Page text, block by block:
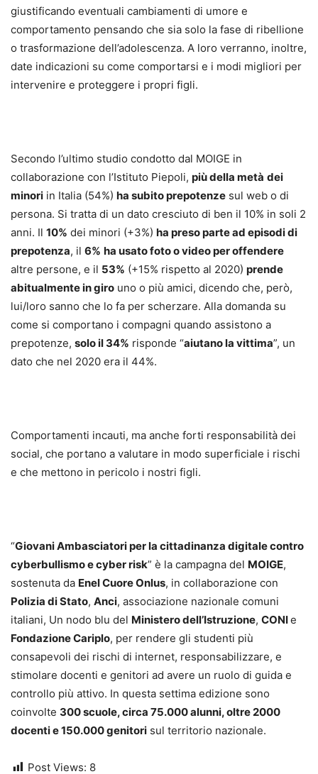
giustificando eventuali cambiamenti di umore e
comportamento pensando che sia solo la fase di ribellione
o trasformazione dell’adolescenza. A loro verranno, inoltre,
date indicazioni su come comportarsi e i modi migliori per
intervenire e proteggere i propri figli.
Secondo l’ultimo studio condotto dal MOIGE in
collaborazione con l’Istituto Piepoli, più della metà dei
minori in Italia (54%) ha subito prepotenze sul web o di
persona. Si tratta di un dato cresciuto di ben il 10% in soli 2
anni. Il 10% dei minori (+3%) ha preso parte ad episodi di
prepotenza, il 6% ha usato foto o video per offendere
altre persone, e il 53% (+15% rispetto al 2020) prende
abitualmente in giro uno o più amici, dicendo che, però,
lui/loro sanno che lo fa per scherzare. Alla domanda su
come si comportano i compagni quando assistono a
prepotenze, solo il 34% risponde “aiutano la vittima”, un
dato che nel 2020 era il 44%.
Comportamenti incauti, ma anche forti responsabilità dei
social, che portano a valutare in modo superficiale i rischi
e che mettono in pericolo i nostri figli.
“Giovani Ambasciatori per la cittadinanza digitale contro
cyberbullismo e cyber risk” è la campagna del MOIGE,
sostenuta da Enel Cuore Onlus, in collaborazione con
Polizia di Stato, Anci, associazione nazionale comuni
italiani, Un nodo blu del Ministero dell’Istruzione, CONIe
Fondazione Cariplo, per rendere gli studenti più
consapevoli dei rischi di internet, responsabilizzare, e
stimolare docenti e genitori ad avere un ruolo di guida e
controllo più attivo. In questa settima edizione sono
coinvolte 300 scuole, circa 75.000 alunni, oltre 2000
docenti e 150.000 genitori sul territorio nazionale.
Post Views: 8